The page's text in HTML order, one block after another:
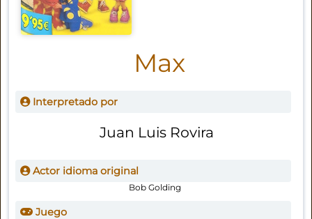
Max
Interpretado por
Juan Luis Rovira
Actor idioma original
Bob Golding
Juego